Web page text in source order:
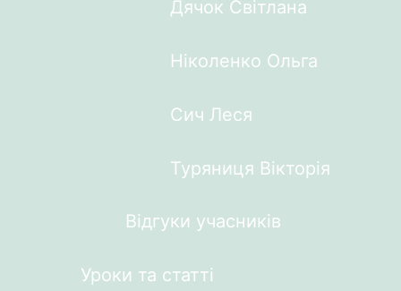
Дячок Світлана
Ніколенко Ольга
Сич Леся
Туряниця Вікторія
Відгуки учасників
Уроки та статті